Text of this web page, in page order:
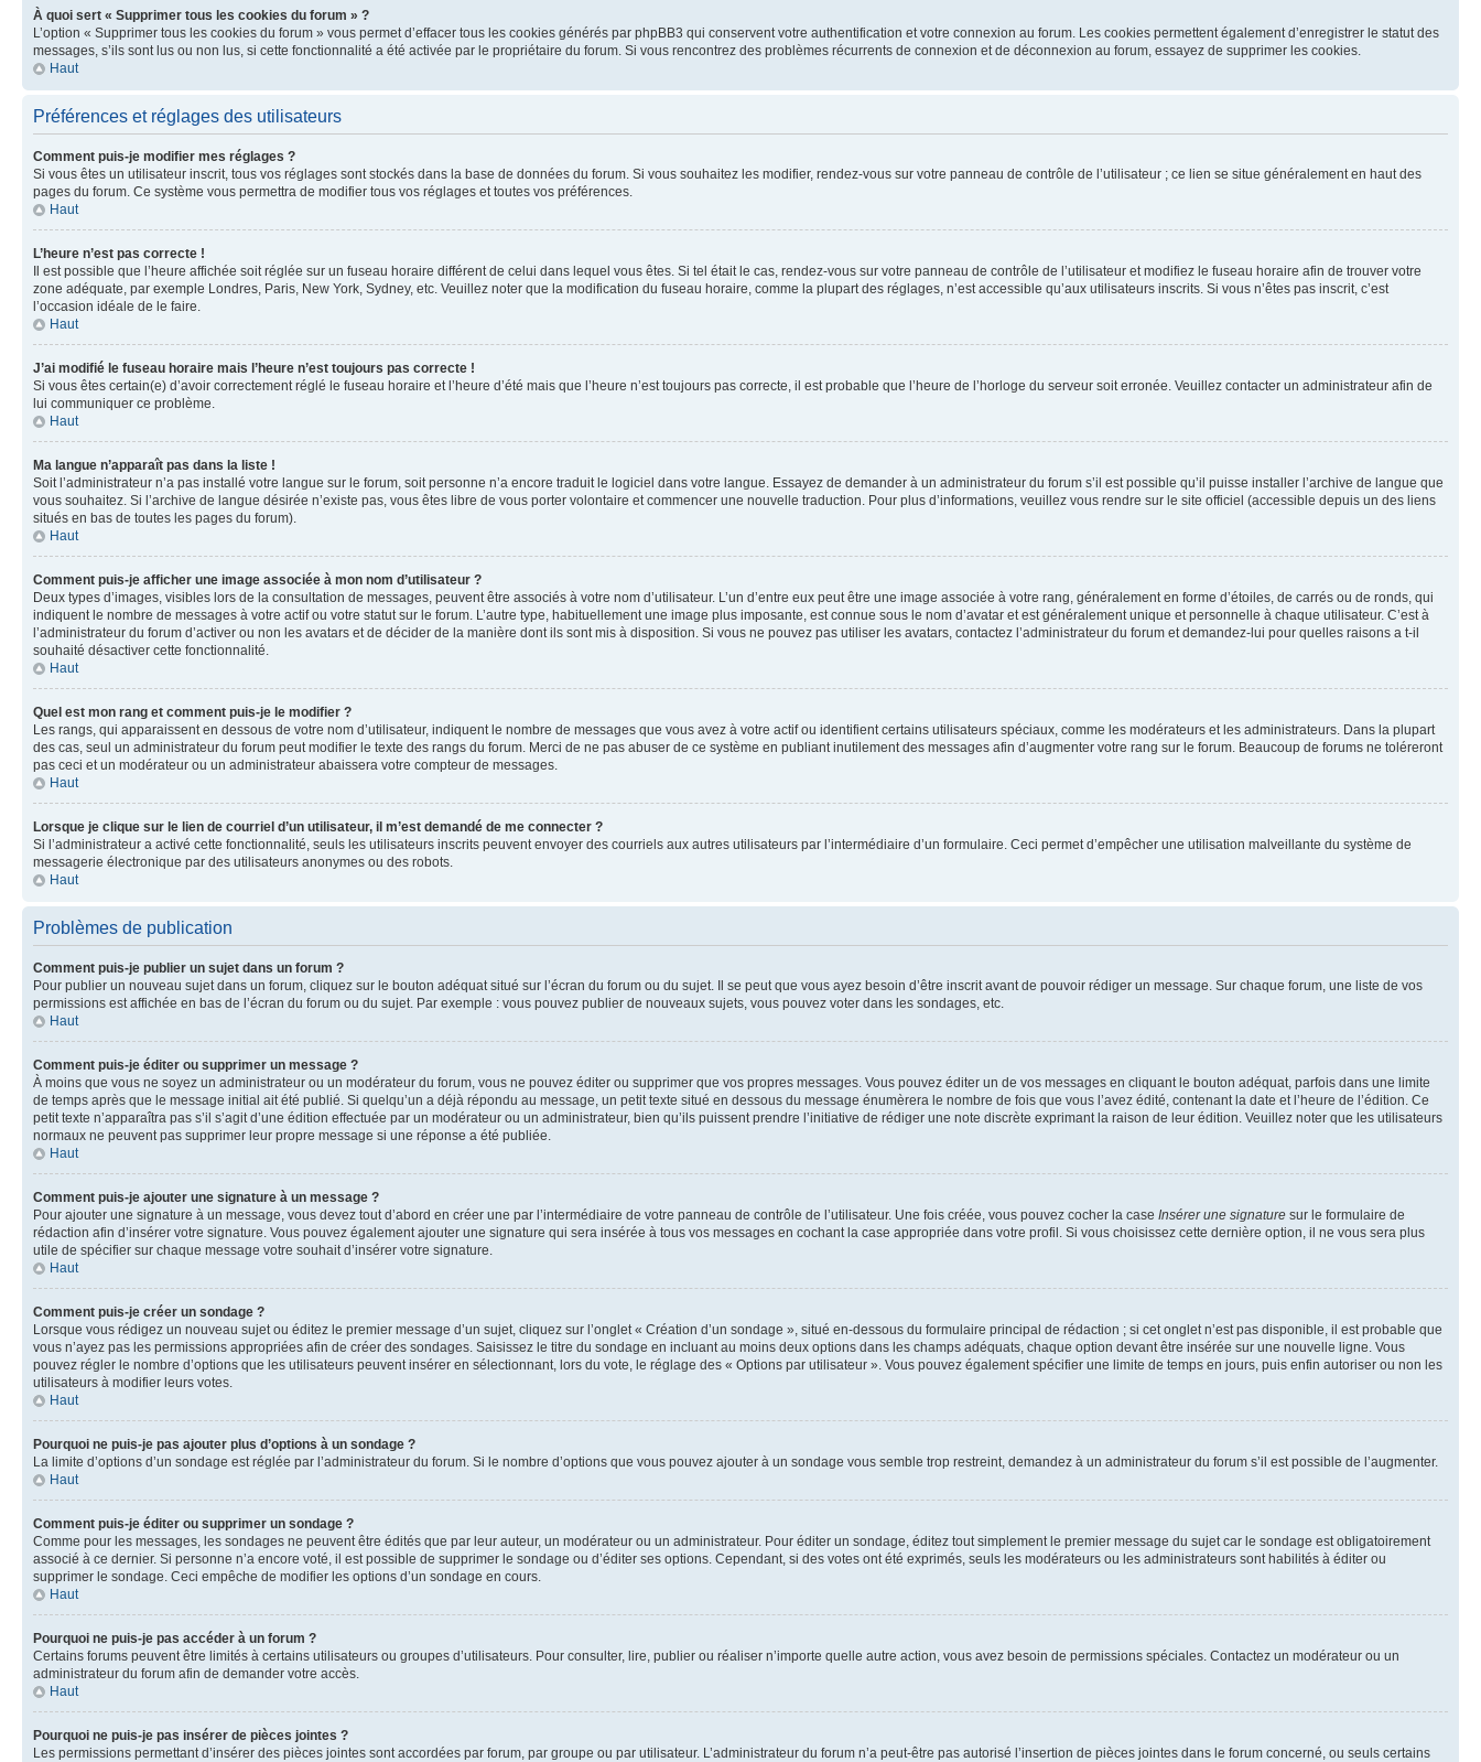
À quoi sert « Supprimer tous les cookies du forum » ?
L’option « Supprimer tous les cookies du forum » vous permet d’effacer tous les cookies générés par phpBB3 qui conservent votre authentification et votre connexion au forum. Les cookies permettent également d’enregistrer le statut des
messages, s’ils sont lus ou non lus, si cette fonctionnalité a été activée par le propriétaire du forum. Si vous rencontrez des problèmes récurrents de connexion et de déconnexion au forum, essayez de supprimer les cookies.
Haut
Préférences et réglages des utilisateurs
Comment puis-je modifier mes réglages ?
Si vous êtes un utilisateur inscrit, tous vos réglages sont stockés dans la base de données du forum. Si vous souhaitez les modifier, rendez-vous sur votre panneau de contrôle de l’utilisateur ; ce lien se situe généralement en haut des
pages du forum. Ce système vous permettra de modifier tous vos réglages et toutes vos préférences.
Haut
L’heure n’est pas correcte !
Il est possible que l’heure affichée soit réglée sur un fuseau horaire différent de celui dans lequel vous êtes. Si tel était le cas, rendez-vous sur votre panneau de contrôle de l’utilisateur et modifiez le fuseau horaire afin de trouver votre
zone adéquate, par exemple Londres, Paris, New York, Sydney, etc. Veuillez noter que la modification du fuseau horaire, comme la plupart des réglages, n’est accessible qu’aux utilisateurs inscrits. Si vous n’êtes pas inscrit, c’est
l’occasion idéale de le faire.
Haut
J’ai modifié le fuseau horaire mais l’heure n’est toujours pas correcte !
Si vous êtes certain(e) d’avoir correctement réglé le fuseau horaire et l’heure d’été mais que l’heure n’est toujours pas correcte, il est probable que l’heure de l’horloge du serveur soit erronée. Veuillez contacter un administrateur afin de
lui communiquer ce problème.
Haut
Ma langue n’apparaît pas dans la liste !
Soit l’administrateur n’a pas installé votre langue sur le forum, soit personne n’a encore traduit le logiciel dans votre langue. Essayez de demander à un administrateur du forum s’il est possible qu’il puisse installer l’archive de langue que
vous souhaitez. Si l’archive de langue désirée n’existe pas, vous êtes libre de vous porter volontaire et commencer une nouvelle traduction. Pour plus d’informations, veuillez vous rendre sur le site officiel (accessible depuis un des liens
situés en bas de toutes les pages du forum).
Haut
Comment puis-je afficher une image associée à mon nom d’utilisateur ?
Deux types d’images, visibles lors de la consultation de messages, peuvent être associés à votre nom d’utilisateur. L’un d’entre eux peut être une image associée à votre rang, généralement en forme d’étoiles, de carrés ou de ronds, qui
indiquent le nombre de messages à votre actif ou votre statut sur le forum. L’autre type, habituellement une image plus imposante, est connue sous le nom d’avatar et est généralement unique et personnelle à chaque utilisateur. C’est à
l’administrateur du forum d’activer ou non les avatars et de décider de la manière dont ils sont mis à disposition. Si vous ne pouvez pas utiliser les avatars, contactez l’administrateur du forum et demandez-lui pour quelles raisons a t-il
souhaité désactiver cette fonctionnalité.
Haut
Quel est mon rang et comment puis-je le modifier ?
Les rangs, qui apparaissent en dessous de votre nom d’utilisateur, indiquent le nombre de messages que vous avez à votre actif ou identifient certains utilisateurs spéciaux, comme les modérateurs et les administrateurs. Dans la plupart
des cas, seul un administrateur du forum peut modifier le texte des rangs du forum. Merci de ne pas abuser de ce système en publiant inutilement des messages afin d’augmenter votre rang sur le forum. Beaucoup de forums ne toléreront
pas ceci et un modérateur ou un administrateur abaissera votre compteur de messages.
Haut
Lorsque je clique sur le lien de courriel d’un utilisateur, il m’est demandé de me connecter ?
Si l’administrateur a activé cette fonctionnalité, seuls les utilisateurs inscrits peuvent envoyer des courriels aux autres utilisateurs par l’intermédiaire d’un formulaire. Ceci permet d’empêcher une utilisation malveillante du système de
messagerie électronique par des utilisateurs anonymes ou des robots.
Haut
Problèmes de publication
Comment puis-je publier un sujet dans un forum ?
Pour publier un nouveau sujet dans un forum, cliquez sur le bouton adéquat situé sur l’écran du forum ou du sujet. Il se peut que vous ayez besoin d’être inscrit avant de pouvoir rédiger un message. Sur chaque forum, une liste de vos
permissions est affichée en bas de l’écran du forum ou du sujet. Par exemple : vous pouvez publier de nouveaux sujets, vous pouvez voter dans les sondages, etc.
Haut
Comment puis-je éditer ou supprimer un message ?
À moins que vous ne soyez un administrateur ou un modérateur du forum, vous ne pouvez éditer ou supprimer que vos propres messages. Vous pouvez éditer un de vos messages en cliquant le bouton adéquat, parfois dans une limite
de temps après que le message initial ait été publié. Si quelqu’un a déjà répondu au message, un petit texte situé en dessous du message énumèrera le nombre de fois que vous l’avez édité, contenant la date et l’heure de l’édition. Ce
petit texte n’apparaîtra pas s’il s’agit d’une édition effectuée par un modérateur ou un administrateur, bien qu’ils puissent prendre l’initiative de rédiger une note discrète exprimant la raison de leur édition. Veuillez noter que les utilisateurs
normaux ne peuvent pas supprimer leur propre message si une réponse a été publiée.
Haut
Comment puis-je ajouter une signature à un message ?
Pour ajouter une signature à un message, vous devez tout d’abord en créer une par l’intermédiaire de votre panneau de contrôle de l’utilisateur. Une fois créée, vous pouvez cocher la case Insérer une signature sur le formulaire de
rédaction afin d’insérer votre signature. Vous pouvez également ajouter une signature qui sera insérée à tous vos messages en cochant la case appropriée dans votre profil. Si vous choisissez cette dernière option, il ne vous sera plus
utile de spécifier sur chaque message votre souhait d’insérer votre signature.
Haut
Comment puis-je créer un sondage ?
Lorsque vous rédigez un nouveau sujet ou éditez le premier message d’un sujet, cliquez sur l’onglet « Création d’un sondage », situé en-dessous du formulaire principal de rédaction ; si cet onglet n’est pas disponible, il est probable que
vous n’ayez pas les permissions appropriées afin de créer des sondages. Saisissez le titre du sondage en incluant au moins deux options dans les champs adéquats, chaque option devant être insérée sur une nouvelle ligne. Vous
pouvez régler le nombre d’options que les utilisateurs peuvent insérer en sélectionnant, lors du vote, le réglage des « Options par utilisateur ». Vous pouvez également spécifier une limite de temps en jours, puis enfin autoriser ou non les
utilisateurs à modifier leurs votes.
Haut
Pourquoi ne puis-je pas ajouter plus d’options à un sondage ?
La limite d’options d’un sondage est réglée par l’administrateur du forum. Si le nombre d’options que vous pouvez ajouter à un sondage vous semble trop restreint, demandez à un administrateur du forum s’il est possible de l’augmenter.
Haut
Comment puis-je éditer ou supprimer un sondage ?
Comme pour les messages, les sondages ne peuvent être édités que par leur auteur, un modérateur ou un administrateur. Pour éditer un sondage, éditez tout simplement le premier message du sujet car le sondage est obligatoirement
associé à ce dernier. Si personne n’a encore voté, il est possible de supprimer le sondage ou d’éditer ses options. Cependant, si des votes ont été exprimés, seuls les modérateurs ou les administrateurs sont habilités à éditer ou
supprimer le sondage. Ceci empêche de modifier les options d’un sondage en cours.
Haut
Pourquoi ne puis-je pas accéder à un forum ?
Certains forums peuvent être limités à certains utilisateurs ou groupes d’utilisateurs. Pour consulter, lire, publier ou réaliser n’importe quelle autre action, vous avez besoin de permissions spéciales. Contactez un modérateur ou un
administrateur du forum afin de demander votre accès.
Haut
Pourquoi ne puis-je pas insérer de pièces jointes ?
Les permissions permettant d’insérer des pièces jointes sont accordées par forum, par groupe ou par utilisateur. L’administrateur du forum n’a peut-être pas autorisé l’insertion de pièces jointes dans le forum concerné, ou seuls certains